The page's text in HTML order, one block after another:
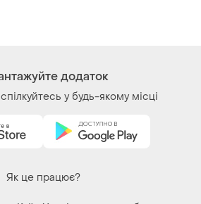
додаток
у будь-якому місці
Як це працює?